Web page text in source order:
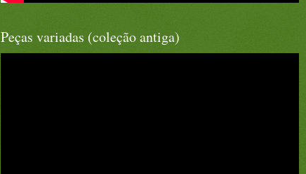
Peças variadas (coleção antiga)